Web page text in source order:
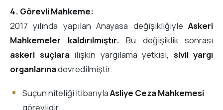
4. Görevli Mahkeme:
2017 yılında yapılan Anayasa değişikliğiyle Askeri
Mahkemeler kaldırılmıştır. Bu değişiklik sonrası
askeri suçlarailişkin yargılama yetkisi, sivil yargı
organlarınadevredilmiştir.
Suçun niteliği itibarıylaAsliye Ceza Mahkemesi
görevlidir.